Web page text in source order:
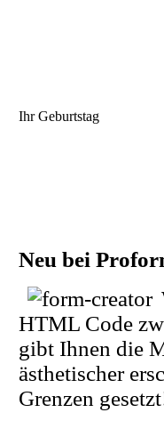
Ihr Geburtstag
Neu bei
HTML Code
gibt Ihnen die
ästhetischer
Grenzen